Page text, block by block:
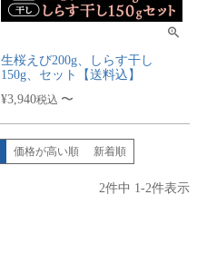
生桜えび200g、しらす干し
150g、セット【送料込】
¥3,940税込 〜
価格が高い順 新着順
2件中 1 -2件表示